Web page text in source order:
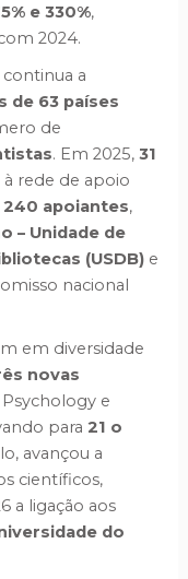
e 330%,
2024.
a
de 63 países
de
. Em 2025, 31
rede de apoio
240 apoiantes,
– Unidade de
(USDB)e
nacional
em diversidade
novas
Psychology e
para 21 o
avançou a
científicos,
a ligação aos
do